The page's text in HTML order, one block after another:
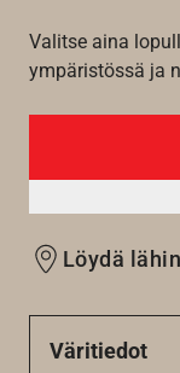
Valitse aina
ympäristössä ja
Löydä
Väritiedot